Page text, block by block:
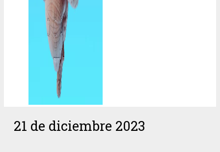
21 de diciembre 2023